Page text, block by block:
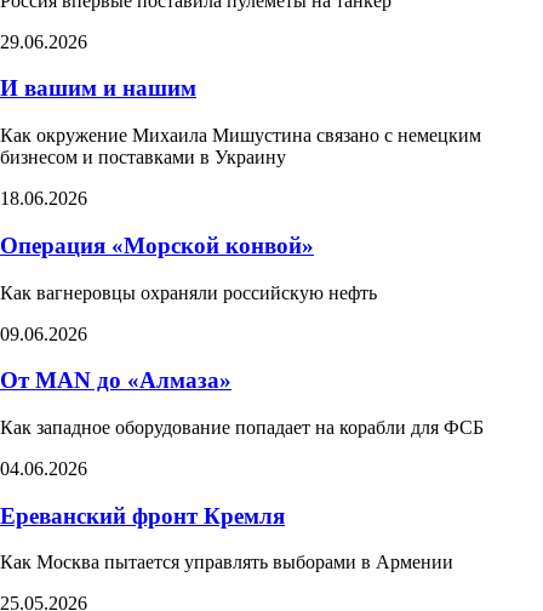
29.06.2026
И вашим и нашим
Как окружение Михаила Мишустина связано с немецким
бизнесом и поставками в Украину
18.06.2026
Операция «Морской конвой»
Как вагнеровцы охраняли российскую нефть
09.06.2026
От MAN до «Алмаза»
Как западное оборудование попадает на корабли для ФСБ
04.06.2026
Ереванский фронт Кремля
Как Москва пытается управлять выборами в Армении​
25.05.2026